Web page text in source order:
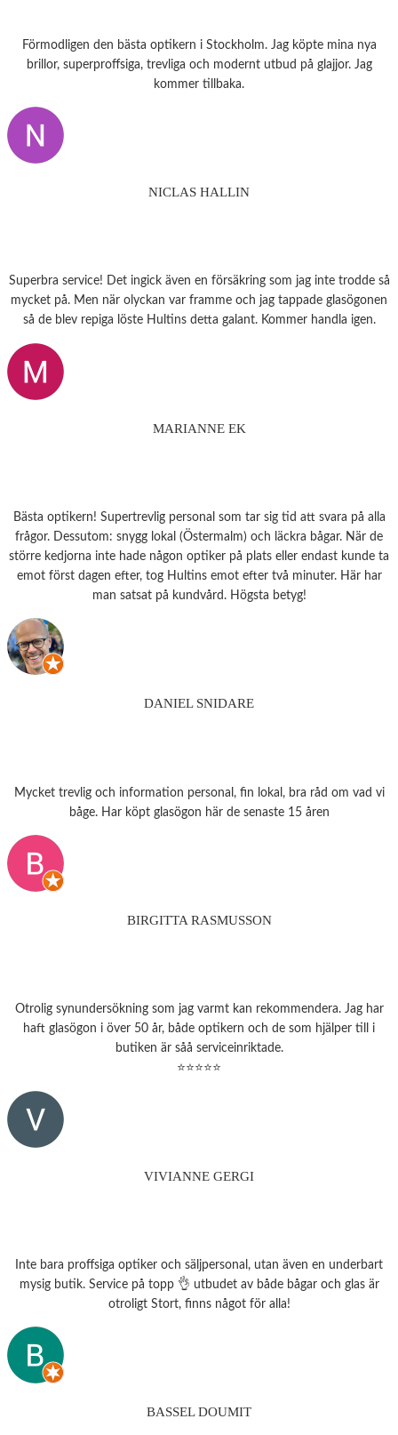
Förmodligen den bästa optikern i Stockholm. Jag köpte mina nya
brillor, superproffsiga, trevliga och modernt utbud på glajjor. Jag
kommer tillbaka.
NICLAS HALLIN
Superbra service! Det ingick även en försäkring som jag inte trodde så
mycket på. Men när olyckan var framme och jag tappade glasögonen
så de blev repiga löste Hultins detta galant. Kommer handla igen.
MARIANNE EK
Bästa optikern! Supertrevlig personal som tar sig tid att svara på alla
frågor. Dessutom: snygg lokal (Östermalm) och läckra bågar. När de
större kedjorna inte hade någon optiker på plats eller endast kunde ta
emot först dagen efter, tog Hultins emot efter två minuter. Här har
man satsat på kundvård. Högsta betyg!
DANIEL SNIDARE
Mycket trevlig och information personal, fin lokal, bra råd om vad vi
båge. Har köpt glasögon här de senaste 15 åren
BIRGITTA RASMUSSON
Otrolig synundersökning som jag varmt kan rekommendera. Jag har
haft glasögon i över 50 år, både optikern och de som hjälper till i
butiken är såå serviceinriktade.
⭐⭐⭐⭐⭐
VIVIANNE GERGI
Inte bara proffsiga optiker och säljpersonal, utan även en underbart
mysig butik. Service på topp 👌 utbudet av både bågar och glas är
otroligt Stort, finns något för alla!
BASSEL DOUMIT